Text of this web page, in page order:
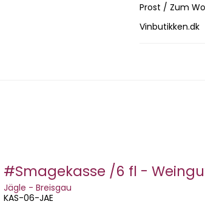
Prost / Zum
Vinbutikken.dk
#Smagekasse /6 fl -
Jägle - Breisgau
KAS-06-JAE